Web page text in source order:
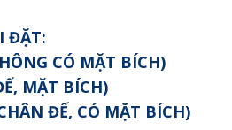
ĐẶT:
CÓ MẶT BÍCH)
MẶT BÍCH)
ĐẾ, CÓ MẶT BÍCH)